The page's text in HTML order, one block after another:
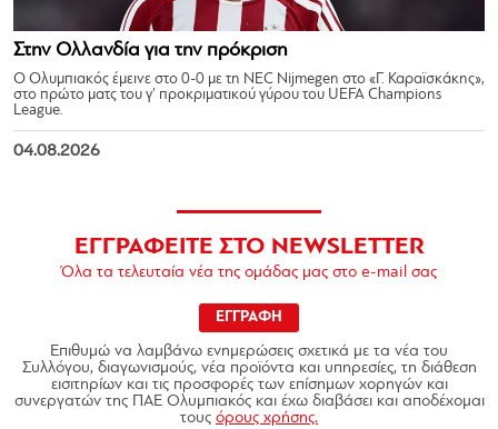
Στην Ολλανδία για την πρόκριση
Ο Ολυμπιακός έμεινε στο 0-0 με τη NEC Nijmegen στο «Γ. Καραϊσκάκης»,
στο πρώτο ματς του γ’ προκριματικού γύρου του UEFA Champions
League.
04.08.2026
ΕΓΓΡΑΦΕΙΤΕ ΣΤΟ NEWSLETTER
Όλα τα τελευταία νέα της ομάδας μας στο e-mail σας
ΕΓΓΡΑΦΗ
Επιθυμώ να λαμβάνω ενημερώσεις σχετικά με τα νέα του
Συλλόγου, διαγωνισμούς, νέα προϊόντα και υπηρεσίες, τη διάθεση
εισιτηρίων και τις προσφορές των επίσημων χορηγών και
συνεργατών της ΠΑΕ Ολυμπιακός και έχω διαβάσει και αποδέχομαι
τους όρους χρήσης.